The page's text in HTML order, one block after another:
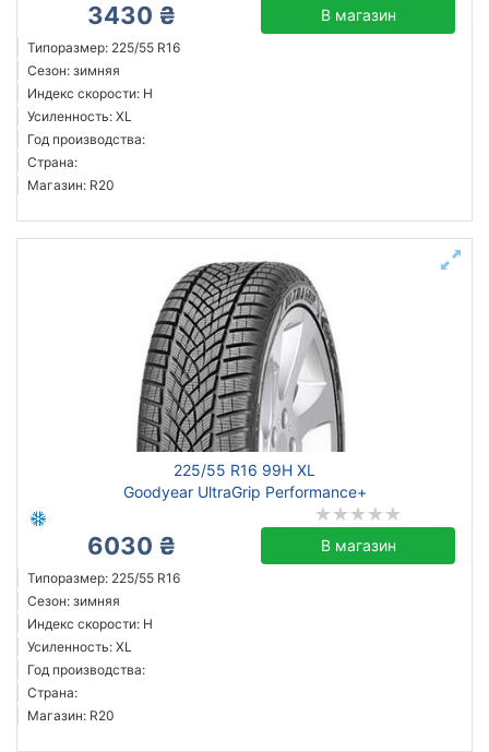
3430 ₴ В магазин
Типоразмер: 225/55 R16
Сезон: зимняя
Индекс скорости: H
Усиленность: XL
Год производства:
Страна:
Магазин: R20
225/55 R16 99H XL
Goodyear UltraGrip Performance+
6030 ₴ В магазин
Типоразмер: 225/55 R16
Сезон: зимняя
Индекс скорости: H
Усиленность: XL
Год производства:
Страна:
Магазин: R20